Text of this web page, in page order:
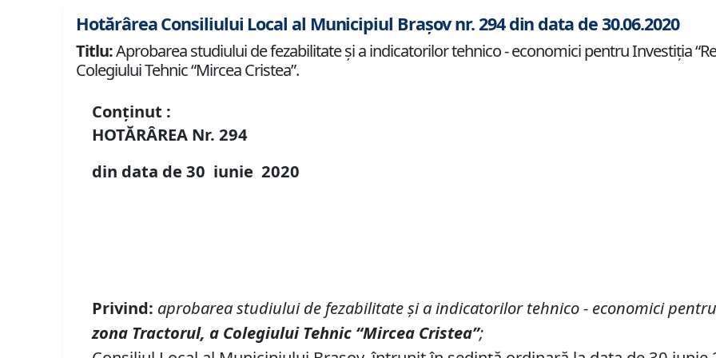
Hotărârea Consiliului Local al Municipiul Brașov nr. 294 din data de 30.06.2020
Titlu:Aprobarea studiului de fezabilitate și a indicatorilor tehnico - economici pentru Investiția
Colegiului Tehnic “Mircea Cristea”.
Conținut :
HOTĂRÂREA Nr.294
din data de30 iunie2020
Privind: aprobareastudiuluide fezabilitate șiaindicatorilor tehnico - economici
zona Tractorul, a Colegiului Tehnic “Mircea Cristea”;